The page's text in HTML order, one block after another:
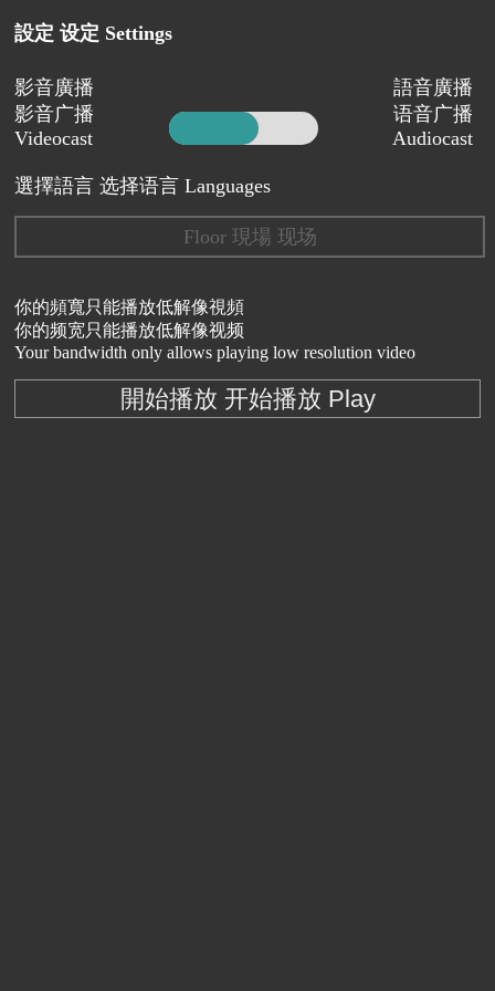
設定 设定 Settings
影音廣播
影音广播
Videocast
語音廣播
语音广播
Audiocast
選擇語言 选择语言 Languages
Floor 現場 现场
你的頻寬只能播放低解像視頻
你的频宽只能播放低解像视频
Your bandwidth only allows playing low resolution video
開始播放 开始播放 Play